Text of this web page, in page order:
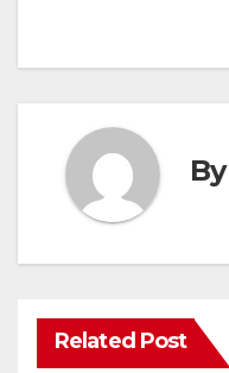
By
Related Post